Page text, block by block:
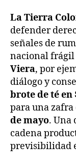
La Tierra
defender
señales de
nacional frágil
Viera, por
diálogo y
brote de té en
para una
de mayo. Una
cadena
previsibilidad